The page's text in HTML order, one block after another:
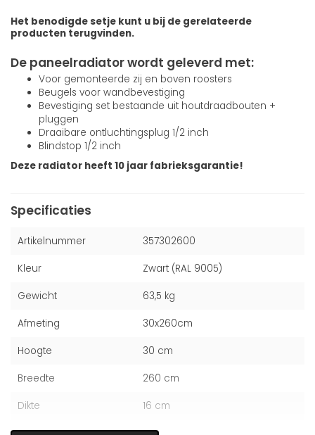
Het benodigde setje kunt u bij de gerelateerde
producten terugvinden.
De paneelradiator wordt geleverd met:
Voor gemonteerde zij en boven roosters
Beugels voor wandbevestiging
Bevestiging set bestaande uit houtdraadbouten +
pluggen
Draaibare ontluchtingsplug 1/2 inch
Blindstop 1/2 inch
Deze radiator heeft 10 jaar fabrieksgarantie!
Specificaties
Artikelnummer 357302600
Kleur Zwart (RAL 9005)
Gewicht 63,5 kg
Afmeting 30x260cm
Hoogte 30 cm
Breedte 260 cm
Dikte 16 cm